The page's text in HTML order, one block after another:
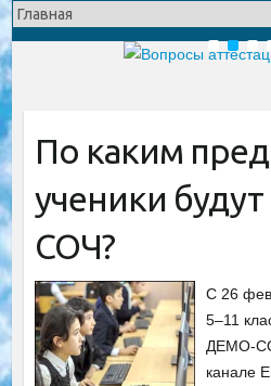
1 2 3
По каким
ученики будут
СОЧ?
С 26
5–11
ДЕМО-
канале